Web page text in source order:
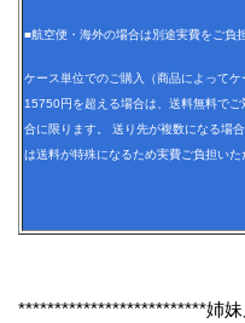
■航空便・海外の場合は別途実費をご負
ケース単位でのご購入（商品によって
15750円を超える場合は、送料無料で
合に限ります。 送り先が複数になる場
は送料が特殊になるため実費ご負担い
**************************姉